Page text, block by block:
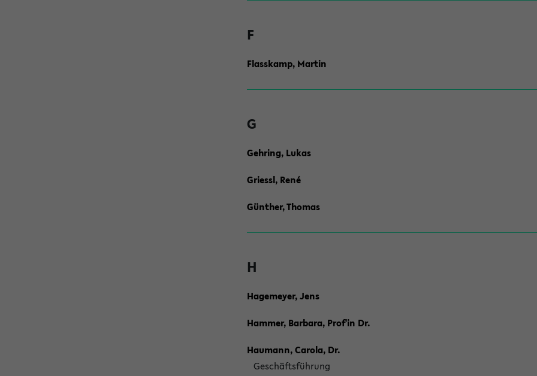
F
Flasskamp, Martin
G
Gehring, Lukas
Griessl, René
Günther, Thomas
H
Hagemeyer, Jens
Hammer, Barbara, Prof'in Dr.
Haumann, Carola, Dr.
Geschäftsführung